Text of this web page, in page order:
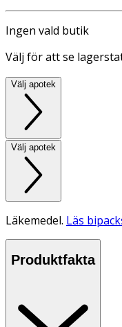
Ingen vald butik
Välj för att se
Välj apotek
Välj apotek
Läkemedel. Läs
Produktfakta